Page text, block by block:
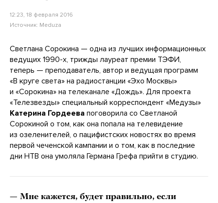
12:23, 18 февраля 2016
Источник: Meduza
Светлана Сорокина — одна из лучших информационных
ведущих 1990-х, трижды лауреат премии ТЭФИ,
теперь — преподаватель, автор и ведущая программ
«В круге света» на радиостанции «Эхо Москвы»
и «Сорокина» на телеканале «Дождь». Для проекта
«Телезвезды» специальный корреспондент «Медузы»
Катерина Гордеева поговорила со Светланой
Сорокиной о том, как она попала на телевидение
из озеленителей, о пацифистских новостях во время
первой чеченской кампании и о том, как в последние
дни НТВ она умоляла Германа Грефа прийти в студию.
— Мне кажется, будет правильно, если